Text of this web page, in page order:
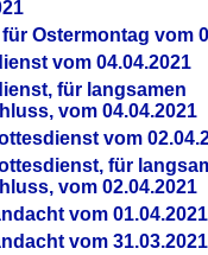
Ostermontag vom
vom 04.04.2021
für langsamen
vom 04.04.2021
vom
für
vom 02.04.2021
vom 01.04.2021
vom 31.03.2021